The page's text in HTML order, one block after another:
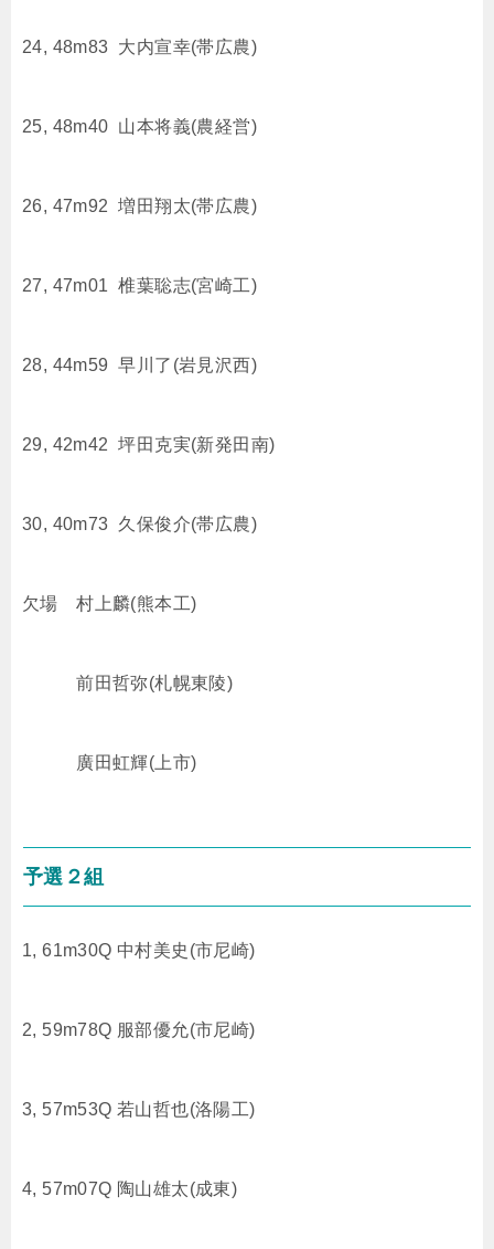
24, 48m83 大内宣幸(帯広農)
25, 48m40 山本将義(農経営)
26, 47m92 増田翔太(帯広農)
27, 47m01 椎葉聡志(宮崎工)
28, 44m59 早川了(岩見沢西)
29, 42m42 坪田克実(新発田南)
30, 40m73 久保俊介(帯広農)
欠場 村上麟(熊本工)
前田哲弥(札幌東陵)
廣田虹輝(上市)
予選２組
1, 61m30Q 中村美史(市尼崎)
2, 59m78Q 服部優允(市尼崎)
3, 57m53Q 若山哲也(洛陽工)
4, 57m07Q 陶山雄太(成東)